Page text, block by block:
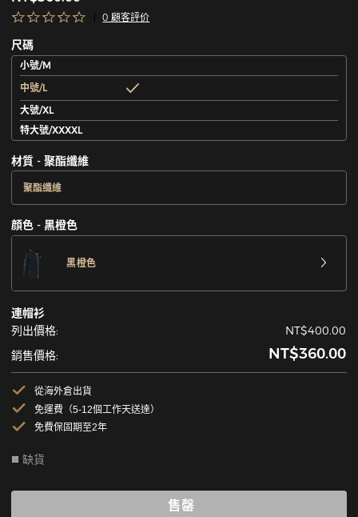
0 顧客評价
尺碼
小號/M
中號/L
大號/XL
特大號/XXXXL
材質 - 聚酯纖維
聚酯纖維
顔色 - 黑橙色
黑橙色
連帽衫
列出價格:
NT$400.00
銷售價格:
NT$360.00
從海外倉出貨
免運費（5-12個工作天送達）
免費保固期至2年
缺貨
售罄